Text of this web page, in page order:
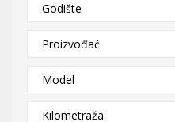
Godište
Proizvođać
Model
Kilometraža